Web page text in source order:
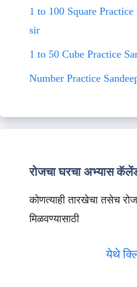
1 to 100 Square Practice
sir
1 to 50 Cube Practice
Number Practice
रोजचा घरचा अभ्यास
कोणत्याही तारखेचा तसेच
मिळवण्यासाठी
येथे